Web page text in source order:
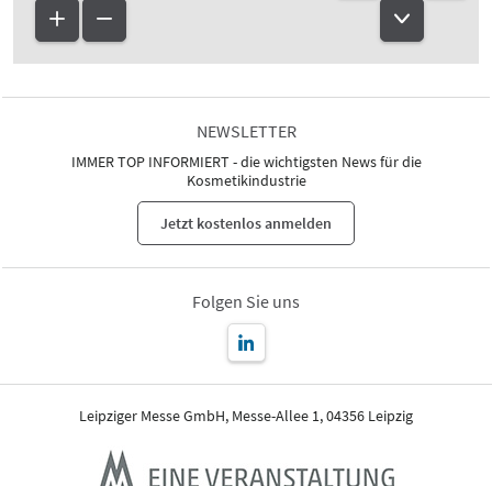
NEWSLETTER
IMMER TOP INFORMIERT - die wichtigsten News für die
Kosmetikindustrie
Jetzt kostenlos anmelden
Folgen Sie uns
Leipziger Messe GmbH, Messe-Allee 1, 04356 Leipzig